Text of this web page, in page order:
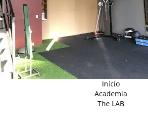
Início
Academia
The LAB